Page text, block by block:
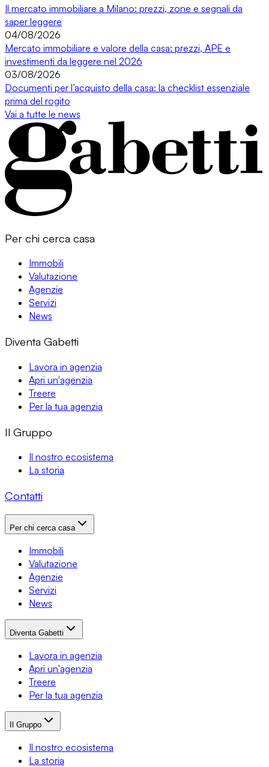
Il mercato immobiliare a Milano: prezzi, zone e segnali da
saper leggere
04/08/2026
Mercato immobiliare e valore della casa: prezzi, APE e
investimenti da leggere nel 2026
03/08/2026
Documenti per l’acquisto della casa: la checklist essenziale
prima del rogito
Vai a tutte le news
Per chi cerca casa
Immobili
Valutazione
Agenzie
Servizi
News
Diventa Gabetti
Lavora in agenzia
Apri un'agenzia
Treere
Per la tua agenzia
Il Gruppo
Il nostro ecosistema
La storia
Contatti
Per chi cerca casa
Immobili
Valutazione
Agenzie
Servizi
News
Diventa Gabetti
Lavora in agenzia
Apri un'agenzia
Treere
Per la tua agenzia
Il Gruppo
Il nostro ecosistema
La storia